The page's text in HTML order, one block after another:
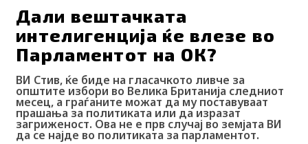
Дали вештачката
интелигенција ќе влезе во
Парламентот на ОК?
ВИ Стив, ќе биде на гласачкото ливче за
општите избори во Велика Британија следниот
месец, а граѓаните можат да му поставуваат
прашања за политиката или да изразат
загриженост. Ова не е прв случај во земјата ВИ
да се најде во политиката за парламентот.